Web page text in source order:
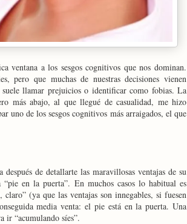
ventana a los sesgos cognitivos que nos dominan.
pero que muchas de nuestras decisiones vienen
llamar prejuicios o identificar como fobias. La
más abajo, al que llegué de casualidad, me hizo
uno de los sesgos cognitivos más arraigados, el que
después de detallarte las maravillosas ventajas de su
en la puerta”. En muchos casos lo habitual es
(ya que las ventajas son innegables, si fuesen
media venta: el pie está en la puerta. Una
ir “acumulando síes”.